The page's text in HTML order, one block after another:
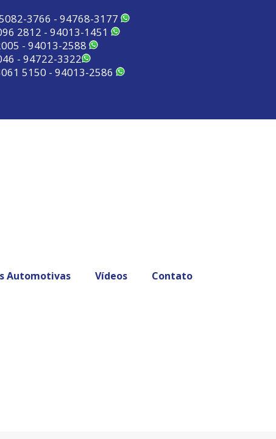
3766 - 94768-3177
2812 - 94013-1451
- 94013-2588
- 94722-3322
5150 - 94013-2586
Automotivas Vídeos Contato